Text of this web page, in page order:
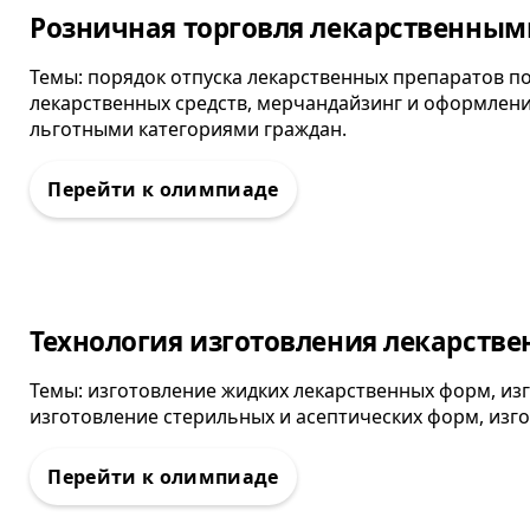
Олимпиада
Розничная торговля
Темы: порядок отпуска лекарственных препаратов
лекарственных средств, мерчандайзинг и
льготными категориями граждан.
Олимпиада
Технология изготовления
Темы: изготовление жидких лекарственных форм,
изготовление стерильных и асептических форм,